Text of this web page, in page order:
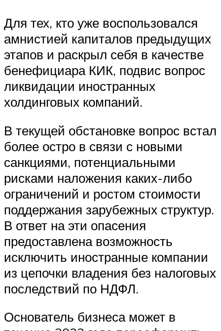
Для тех, кто уже воспользовался
амнистией капиталов предыдущих
этапов и раскрыл себя в качестве
бенефициара КИК, подвис вопрос
ликвидации иностранных
холдинговых компаний.
В текущей обстановке вопрос встал
более остро в связи с новыми
санкциями, потенциальными
рисками наложения каких-либо
ограничений и ростом стоимости
поддержания зарубежных структур.
В ответ на эти опасения
предоставлена возможность
исключить иностранные компании
из цепочки владения без налоговых
последствий по НДФЛ.
Основатель бизнеса может в